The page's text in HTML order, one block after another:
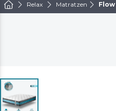
Relax Matratzen